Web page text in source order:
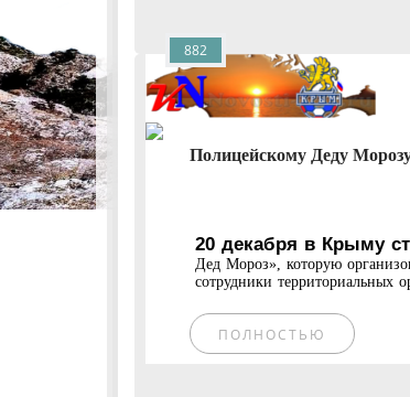
Полицейскому Деду
20 декабря в Крыму
Дед Мороз», которую
сотрудники территориальных
ПОЛНОСТЬЮ
882